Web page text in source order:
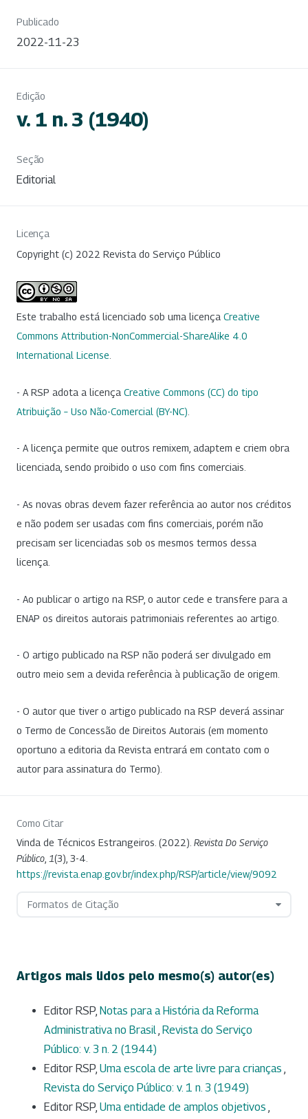
Publicado
2022-11-23
Edição
v. 1 n. 3 (1940)
Seção
Editorial
Licença
Copyright (c) 2022 Revista do Serviço Público
Este trabalho está licenciado sob uma licença Creative
Commons Attribution-NonCommercial-ShareAlike 4.0
International License
- A RSP adota a licença Creative Commons (CC) do tipo
Atribuição – Uso Não-Comercial (BY-NC)
- A licença permite que outros remixem, adaptem e criem obra
licenciada, sendo proibido o uso com fins comerciais.
- As novas obras devem fazer referência ao autor nos créditos
e não podem ser usadas com fins comerciais, porém não
precisam ser licenciadas sob os mesmos termos dessa
licença.
- Ao publicar o artigo na RSP, o autor cede e transfere para a
ENAP os direitos autorais patrimoniais referentes ao artigo.
- O artigo publicado na RSP não poderá ser divulgado em
outro meio sem a devida referência à publicação de origem.
- O autor que tiver o artigo publicado na RSP deverá assinar
o Termo de Concessão de Direitos Autorais (em momento
oportuno a editoria da Revista entrará em contato com o
autor para assinatura do Termo).
Como Citar
Vinda de Técnicos Estrangeiros. (2022). Revista Do Serviço
Público 1(3), 3-4.
https://revista.enap.gov.br/index.php/RSP/article/view/9092
Formatos de Citação
Artigos mais lidos pelo mesmo(s) autor(es)
Editor RSP, Notas para a História da Reforma
Administrativa no Brasil, Revista do Serviço
Público: v. 3 n. 2 (1944)
Editor RSP, Uma escola de arte livre para crianças ,
Revista do Serviço Público: v. 1 n. 3 (1949)
Editor RSP, Uma entidade de amplos objetivos ,